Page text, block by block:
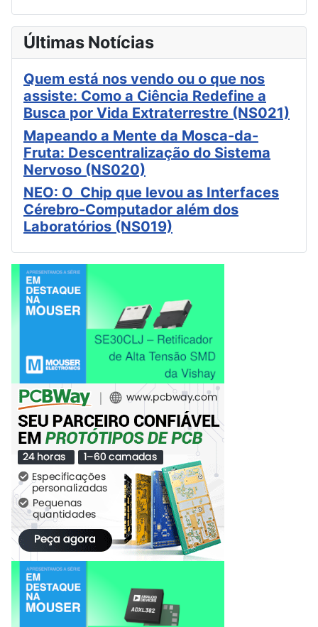
Últimas Notícias
Quem está nos vendo ou o que nos
assiste: Como a Ciência Redefine a
Busca por Vida Extraterrestre (NS021)
Mapeando a Mente da Mosca-da-
Fruta: Descentralização do Sistema
Nervoso (NS020)
NEO: O Chip que levou as Interfaces
Cérebro-Computador além dos
Laboratórios (NS019)